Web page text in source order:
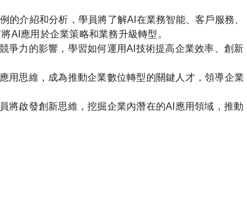
的介紹和分析，學員將了解AI在業務智能、客戶服務、
AI應用於企業策略和業務升級轉型。
爭力的影響，學習如何運用AI技術提高企業效率、創新
用思維，成為推動企業數位轉型的關鍵人才，領導企業
將啟發創新思維，挖掘企業內潛在的AI應用領域，推動